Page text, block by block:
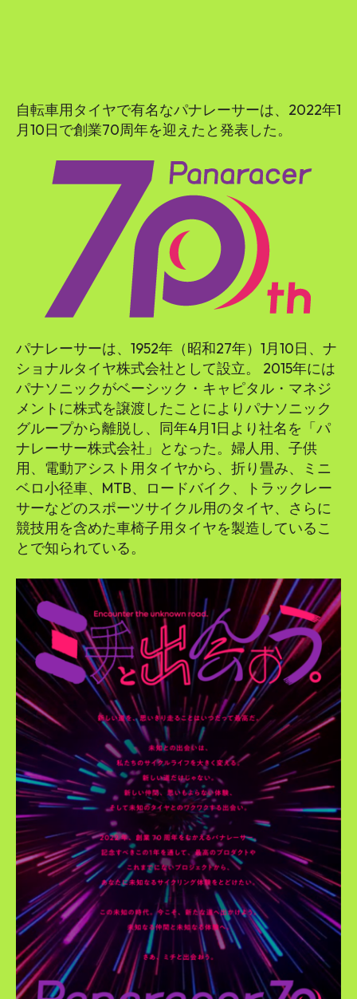
自転車用タイヤで有名なパナレーサーは、2022年1
月10日で創業70周年を迎えたと発表した。
パナレーサーは、1952年（昭和27年）1月10日、ナ
ショナルタイヤ株式会社として設立。 2015年には
パナソニックがベーシック・キャピタル・マネジ
メントに株式を譲渡したことによりパナソニック
グループから離脱し、同年4月1日より社名を「パ
ナレーサー株式会社」となった。婦人用、子供
用、電動アシスト用タイヤから、折り畳み、ミニ
ベロ小径車、MTB、ロードバイク、トラックレー
サーなどのスポーツサイクル用のタイヤ、さらに
競技用を含めた車椅子用タイヤを製造しているこ
とで知られている。